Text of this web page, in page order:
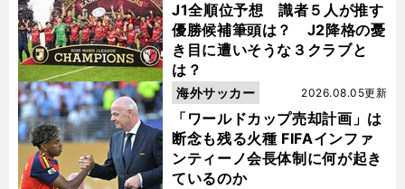
J1全順位予想 識者５人が推す
優勝候補筆頭は？ J2降格の憂
き目に遭いそうな３クラブと
は？
「ワールドカップ売却計画」は
断念も残る火種 FIFAインファ
ンティーノ会長体制に何が起き
ているのか
2026.08.05更新
海外サッカー